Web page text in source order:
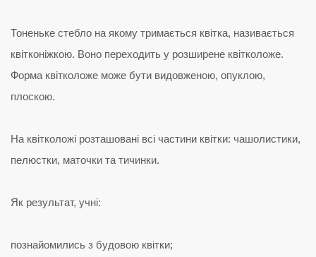
Тоненьке стебло на якому тримається квітка, називається
квітконіжкою. Воно переходить у розширене квітколоже.
Форма квітколоже може бути видовженою, опуклою,
плоскою.
На квітколожі розташовані всі частини квітки: чашолистики,
пелюстки, маточки та тичинки.
Як результат, учні:
познайомились з будовою квітки;